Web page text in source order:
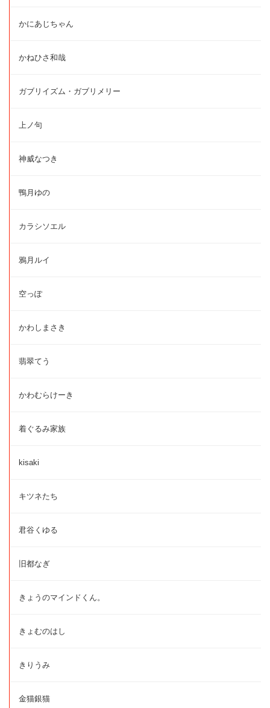
かにあじちゃん
かねひさ和哉
ガブリイズム・ガブリメリー
上ノ句
神威なつき
鴨月ゆの
カラシソエル
鴉月ルイ
空っぽ
かわしまさき
翡翠てう
かわむらけーき
着ぐるみ家族
kisaki
キツネたち
君谷くゆる
旧都なぎ
きょうのマインドくん。
きょむのはし
きりうみ
金猫銀猫